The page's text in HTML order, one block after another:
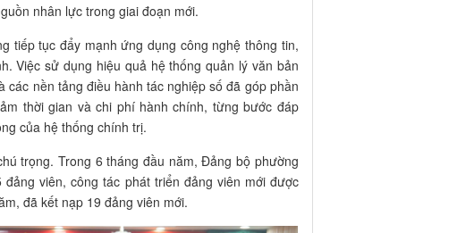
nhân lực trong giai đoạn mới.
tiếp tục đẩy mạnh ứng dụng công nghệ thông tin,
Việc sử dụng hiệu quả hệ thống quản lý văn bản
nền tảng điều hành tác nghiệp số đã góp phần
thời gian và chi phí hành chính, từng bước đáp
của hệ thống chính trị.
trọng. Trong 6 tháng đầu năm, Đảng bộ phường
viên, công tác phát triển đảng viên mới được
đã kết nạp 19 đảng viên mới.